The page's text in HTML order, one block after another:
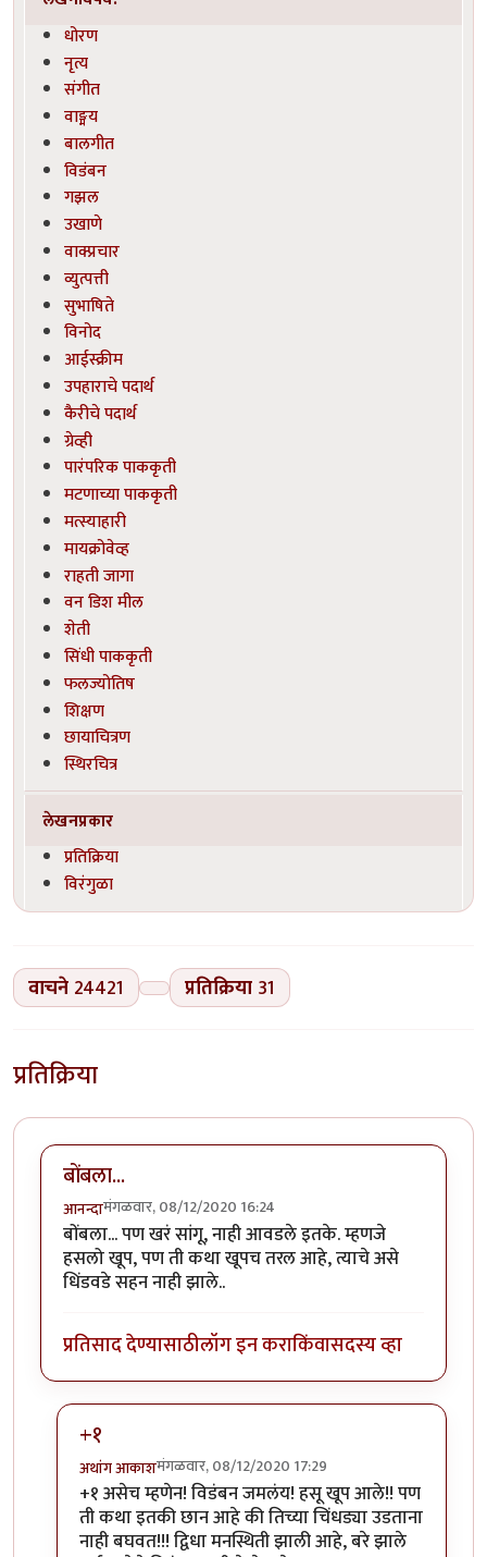
धोरण
नृत्य
संगीत
वाङ्मय
बालगीत
विडंबन
गझल
उखाणे
वाक्प्रचार
व्युत्पत्ती
सुभाषिते
विनोद
आईस्क्रीम
उपहाराचे पदार्थ
कैरीचे पदार्थ
ग्रेव्ही
पारंपरिक पाककृती
मटणाच्या पाककृती
मत्स्याहारी
मायक्रोवेव्ह
राहती जागा
वन डिश मील
शेती
सिंधी पाककृती
फलज्योतिष
शिक्षण
छायाचित्रण
स्थिरचित्र
लेखनप्रकार
प्रतिक्रिया
विरंगुळा
वाचने 24421 प्रतिक्रिया 31
प्रतिक्रिया
बोंबला...
आनन्दामंगळवार, 08/12/2020 16:24
बोंबला... पण खरं सांगू, नाही आवडले इतके. म्हणजे
हसलो खूप, पण ती कथा खूपच तरल आहे, त्याचे असे
धिंडवडे सहन नाही झाले..
प्रतिसाद देण्यासाठीलॉग इन कराकिंवासदस्य व्हा
+१
अथांग आकाशमंगळवार, 08/12/2020 17:29
In reply toबोंबला...byआनन्दा
+१ असेच म्हणेन! विडंबन जमलंय! हसू खूप आले!! पण
ती कथा इतकी छान आहे की तिच्या चिंधड्या उडताना
नाही बघवत!!! द्विधा मनस्थिती झाली आहे, बरे झाले